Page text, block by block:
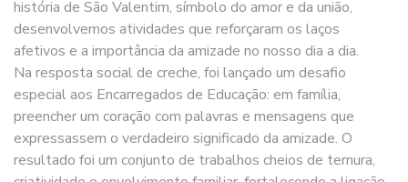
história de São Valentim, símbolo do amor e da união,
desenvolvemos atividades que reforçaram os laços
afetivos e a importância da amizade no nosso dia a dia.
Na resposta social de creche, foi lançado um desafio
especial aos Encarregados de Educação: em família,
preencher um coração com palavras e mensagens que
expressassem o verdadeiro significado da amizade. O
resultado foi um conjunto de trabalhos cheios de ternura,